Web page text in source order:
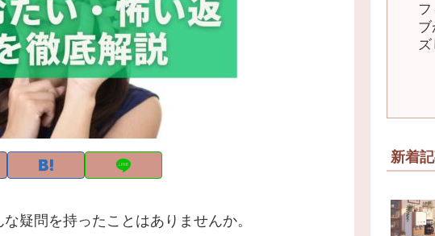
疑問を持ったことはありませんか。
フ
ブ
新着